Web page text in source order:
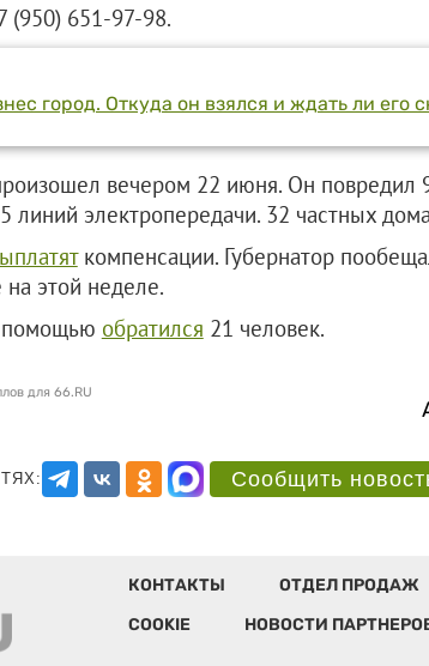
(950) 651-97-98.
город. Откуда он взялся и ждать ли его
вечером 22 июня. Он повредил
линий электропередачи. 32 частных
компенсации. Губернатор
этой неделе.
помощью обратился 21 человек.
для 66.RU
Сообщить
КОНТАКТЫ ОТДЕЛ ПРОДАЖ
COOKIE
НОВОСТИ